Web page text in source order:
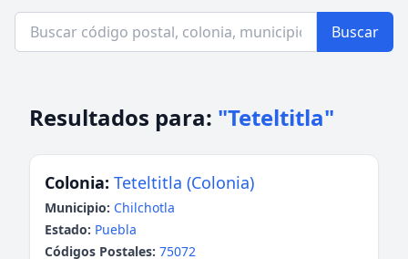
Buscar
Resultados para: "Teteltitla"
Colonia: Teteltitla (Colonia)
Municipio: Chilchotla
Estado: Puebla
Códigos Postales: 75072